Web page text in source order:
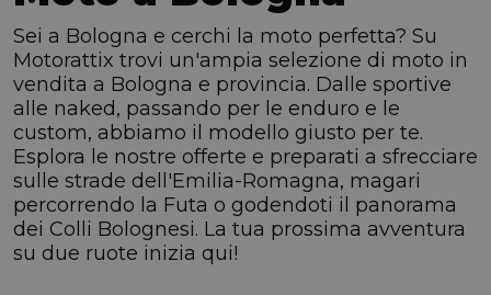
Sei a Bologna e cerchi la moto perfetta? Su
Motorattix trovi un'ampia selezione di moto in
vendita a Bologna e provincia. Dalle sportive
alle naked, passando per le enduro e le
custom, abbiamo il modello giusto per te.
Esplora le nostre offerte e preparati a sfrecciare
sulle strade dell'Emilia-Romagna, magari
percorrendo la Futa o godendoti il panorama
dei Colli Bolognesi. La tua prossima avventura
su due ruote inizia qui!